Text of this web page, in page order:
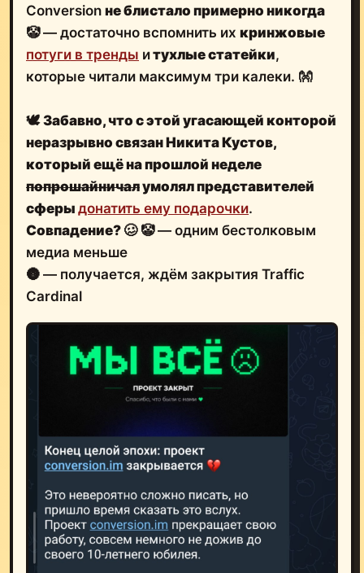
Conversion не блистало примерно никогда
🤡 — достаточно вспомнить их кринжовые
потуги в тренды итухлые статейки,
которые читали максимум три калеки. 👐
🕊Забавно, что с этой угасающей конторой
неразрывно связан Никита Кустов,
который ещё на прошлой неделе
попрошайничалумолял представителей
сферы донатить ему подарочки.
Совпадение? 🥴 🤡— одним бестолковым
медиа меньше
🌚 — получается, ждём закрытия Traffic
Cardinal